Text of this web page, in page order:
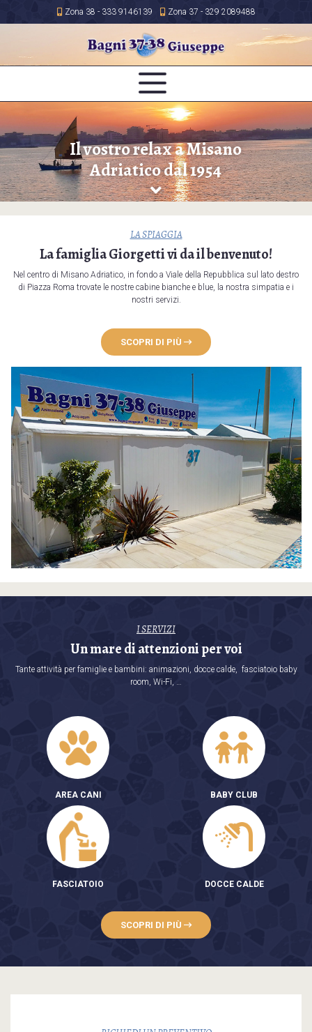
Zona 38 - 333 9146139 Zona 37 - 329 2089488
Il vostro relax a Misano
Adriatico dal 1954
LA SPIAGGIA
La famiglia Giorgetti vi da il benvenuto!
Nel centro di Misano Adriatico, in fondo a Viale della Repubblica sul lato destro
di Piazza Roma trovate le nostre cabine bianche e blue, la nostra simpatia e i
nostri servizi.
SCOPRI DI PIÙ
I SERVIZI
Un mare di attenzioni per voi
Tante attività per famiglie e bambini: animazioni, docce calde, fasciatoio baby
room, Wi-Fi, …
AREA CANI BABY CLUB
FASCIATOIO DOCCE CALDE
SCOPRI DI PIÙ